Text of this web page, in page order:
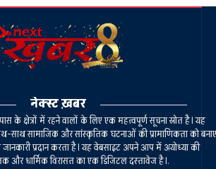
नेक्स्ट ख़बर
के क्षेत्रों में रहने वालों के लिए एक महत्वपूर्ण सूचना स्रोत है। यह
साथ सामाजिक और सांस्कृतिक घटनाओं की प्रामाणिकता को बनाए
प्रदान करता है। यह वेबसाइट अपने आप में अयोध्या की
और धार्मिक विरासत का एक डिजिटल दस्तावेज है।.